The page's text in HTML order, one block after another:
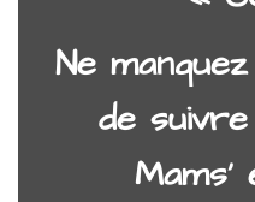
Ne
de suivre